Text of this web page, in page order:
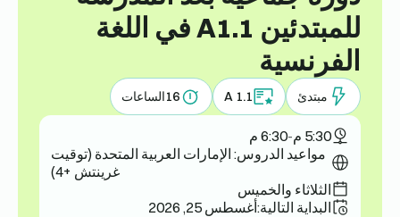
للمبتدئين A1.1 في اللغة
الفرنسية
مبتدئ A 1.1
16الساعات
5:30 م -6:30 م
مواعيد الدروس: الإمارات العربية المتحدة (توقيت
غرينتش +4)
الثلاثاء والخميس
البداية التالية:أغسطس 25, 2026